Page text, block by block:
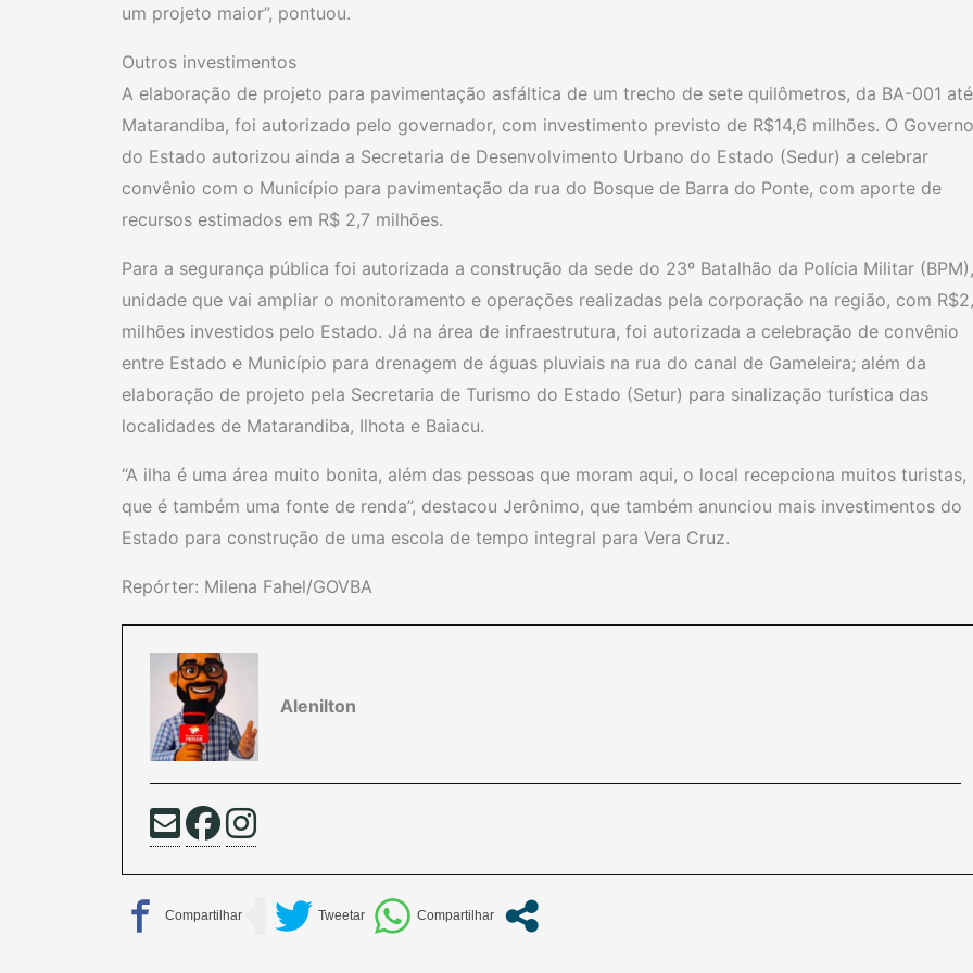
um projeto maior”, pontuou.
Outros investimentos
A elaboração de projeto para pavimentação asfáltica de um trecho de sete quilômetros, da BA-001 até
Matarandiba, foi autorizado pelo governador, com investimento previsto de R$14,6 milhões. O Governo
do Estado autorizou ainda a Secretaria de Desenvolvimento Urbano do Estado (Sedur) a celebrar
convênio com o Município para pavimentação da rua do Bosque de Barra do Ponte, com aporte de
recursos estimados em R$ 2,7 milhões.
Para a segurança pública foi autorizada a construção da sede do 23º Batalhão da Polícia Militar (BPM),
unidade que vai ampliar o monitoramento e operações realizadas pela corporação na região, com
milhões investidos pelo Estado. Já na área de infraestrutura, foi autorizada a celebração de convênio
entre Estado e Município para drenagem de águas pluviais na rua do canal de Gameleira; além da
elaboração de projeto pela Secretaria de Turismo do Estado (Setur) para sinalização turística das
localidades de Matarandiba, Ilhota e Baiacu.
“A ilha é uma área muito bonita, além das pessoas que moram aqui, o local recepciona muitos turistas,
que é também uma fonte de renda”, destacou Jerônimo, que também anunciou mais investimentos do
Estado para construção de uma escola de tempo integral para Vera Cruz.
Repórter: Milena Fahel/GOVBA
Alenilton